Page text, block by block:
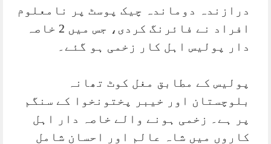
درازندہ دوماندہ چیک پوسٹ پر نامعلوم
افراد نے فائرنگ کردی، جس میں 2 خاصہ
دار پولیس اہل کار زخمی ہو گئے۔
پولیس کے مطابق مغل کوٹ تھانہ
بلوچستان اور خیبر پختونخوا کے سنگم
پر ہے۔ زخمی ہونے والے خاصہ دار اہل
کاروں میں شاہ عالم اور احسان شامل